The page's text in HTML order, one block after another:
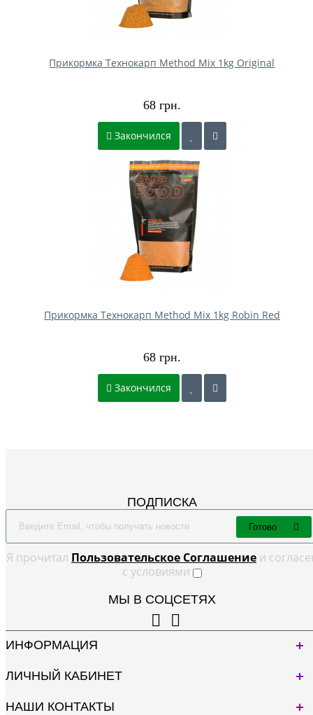
Прикормка Технокарп Method Mix 1kg Original
68 грн.
Закончился
Прикормка Технокарп Method Mix 1kg Robin Red
68 грн.
Закончился
ПОДПИСКА
Я прочитал Пользовательское Cоглашение и
с условиями
Готово
МЫ В СОЦСЕТЯХ
ИНФОРМАЦИЯ
ЛИЧНЫЙ КАБИНЕТ
НАШИ КОНТАКТЫ